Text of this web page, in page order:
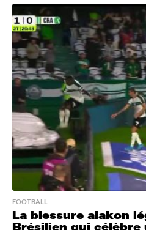
h
a
g
o
FOOTBALL
La blessure alakon
Brésilien qui célèbre